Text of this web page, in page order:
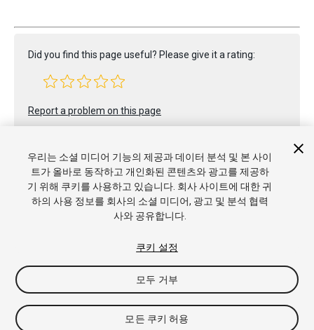
Did you find this page useful? Please give it a rating:
Report a problem on this page
Copyright © 2022 Unity Technologies. Publication 2023.1
개인정보처리방침
우리는 소셜 미디어 기능의 제공과 데이터 분석 및 본 사이
트가 올바로 동작하고 개인화된 콘텐츠와 광고를 제공하
기 위해 쿠키를 사용하고 있습니다. 회사 사이트에 대한 귀
하의 사용 정보를 회사의 소셜 미디어, 광고 및 분석 협력
사와 공유합니다.
쿠키 설정
모두 거부
모든 쿠키 허용